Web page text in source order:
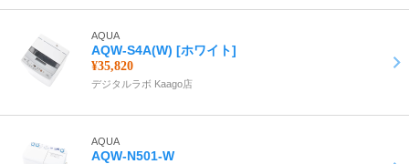
AQUA
AQW-S4A(W) [ホワイト]
¥35,820
デジタルラボ Kaago店
AQUA
AQW-N501-W